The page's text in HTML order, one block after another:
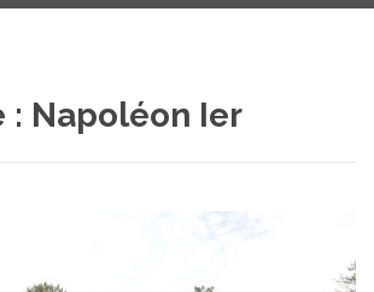
: Napoléon Ier